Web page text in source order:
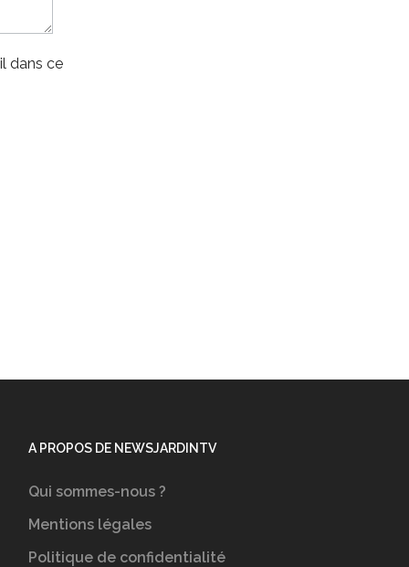
dans ce
A PROPOS DE NEWSJARDINTV
Qui sommes-nous ?
Mentions légales
Politique de confidentialité